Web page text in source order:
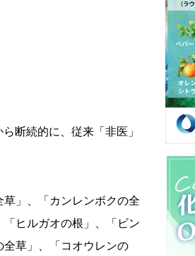
断続的に、従来「非医」
」、「カンレンボクの全
ヒルガオの根」、「ビン
草」、「コオウレンの